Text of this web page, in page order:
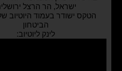
ישראל, הר הרצל ירושלים
הטקס ישודר בעמוד היוטיוב של משרד
לינק ליוטיוב: